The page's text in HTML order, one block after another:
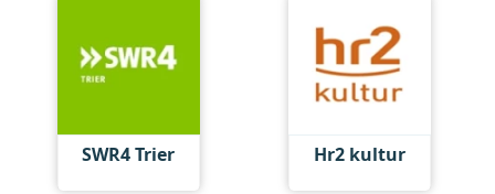
SWR4 Trier Hr2 kultur